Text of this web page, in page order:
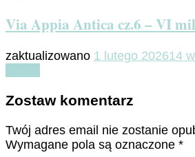
Via Appia Antica cz.6 – VI
zaktualizowano 1 lutego 202614
Zostaw komentarz
Twój adres email nie zostanie
Wymagane pola są oznaczone *